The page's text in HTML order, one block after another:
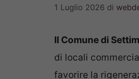
1 Luglio 2026 di
Il Comune di
di locali
favorire la